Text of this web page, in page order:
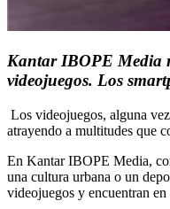
Kantar IBOPE Media
videojuegos. Los
Los videojuegos, alguna
atrayendo a multitudes que
En Kantar IBOPE Media,
una cultura urbana o un
videojuegos y encuentran en